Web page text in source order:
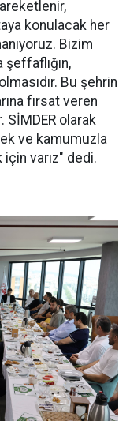
konulacak her
Bizim
şeffaflığın,
Bu şehrin
fırsat veren
SİMDER olarak
ve kamumuzla
varız" dedi.